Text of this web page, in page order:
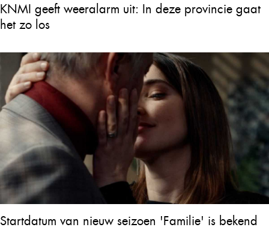
KNMI geeft weeralarm uit: In deze provincie gaat
het zo los
Startdatum van nieuw seizoen 'Familie' is bekend